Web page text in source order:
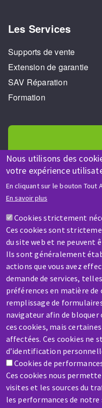
Nous utilisons des
votre expérience
En cliquant sur le bouton
En savoir plus
Cookies strictement
Ces cookies sont
du site web et ne peuvent
Ils sont généralement
actions que vous avez
demande de services,
préférences en matière
remplissage de
navigateur afin de
ces cookies, mais
affectées. Ces cookies ne
d’identification
Cookies de
Ces cookies nous
visites et les sources du
les performances de
Les Services
Supports de vente
Extension de garantie
SAV Réparation
Formation
AIDE
Une question
SAV /
Une machine